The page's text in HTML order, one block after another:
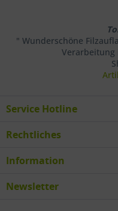
" Wunderschöne
Verarbeitung
Service Hotline
Rechtliches
Information
Newsletter